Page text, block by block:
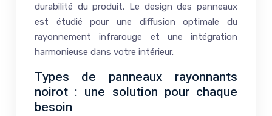
durabilité du produit. Le design des panneaux
est étudié pour une diffusion optimale du
rayonnement infrarouge et une intégration
harmonieuse dans votre intérieur.
Types de panneaux rayonnants
noirot : une solution pour chaque
besoin